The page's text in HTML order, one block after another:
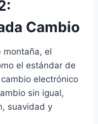
Cambio
montaña, el
el estándar de
electrónico
sin igual,
suavidad y